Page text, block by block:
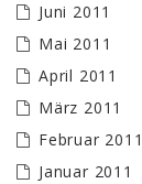
Juni 2011
Mai 2011
April 2011
März 2011
Februar 2011
Januar 2011